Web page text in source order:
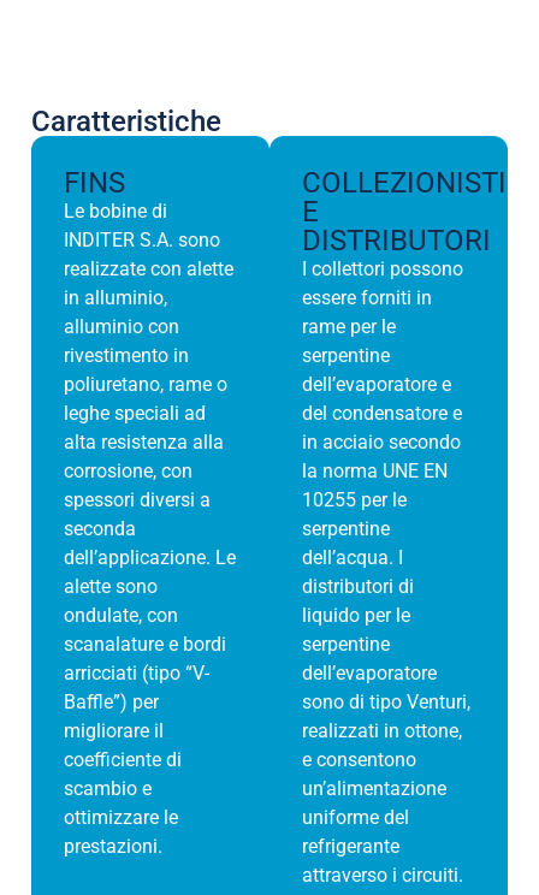
Caratteristiche
FINS
Le bobine di
INDITER S.A. sono
realizzate con alette
in alluminio,
alluminio con
rivestimento in
poliuretano, rame o
leghe speciali ad
alta resistenza alla
corrosione, con
spessori diversi a
seconda
dell’applicazione. Le
alette sono
ondulate, con
scanalature e bordi
arricciati (tipo “V-
Baffle”) per
migliorare il
coefficiente di
scambio e
ottimizzare le
prestazioni.
COLLEZIONISTI
E
DISTRIBUTORI
I collettori possono
essere forniti in
rame per le
serpentine
dell’evaporatore e
del condensatore e
in acciaio secondo
la norma UNE EN
10255 per le
serpentine
dell’acqua. I
distributori di
liquido per le
serpentine
dell’evaporatore
sono di tipo Venturi,
realizzati in ottone,
e consentono
un’alimentazione
uniforme del
refrigerante
attraverso i circuiti.